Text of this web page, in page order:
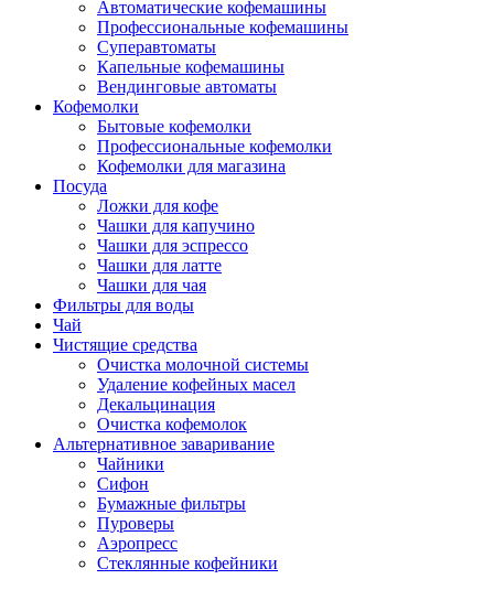
Автоматические кофемашины
Профессиональные кофемашины
Суперавтоматы
Капельные кофемашины
Вендинговые автоматы
Кофемолки
Бытовые кофемолки
Профессиональные кофемолки
Кофемолки для магазина
Посуда
Ложки для кофе
Чашки для капучино
Чашки для эспрессо
Чашки для латте
Чашки для чая
Фильтры для воды
Чай
Чистящие средства
Очистка молочной системы
Удаление кофейных масел
Декальцинация
Очистка кофемолок
Альтернативное заваривание
Чайники
Сифон
Бумажные фильтры
Пуроверы
Аэропресс
Стеклянные кофейники